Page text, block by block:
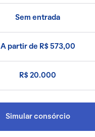
Sem entrada
A partir de R$ 573,00
R$ 20.000
Simular consórcio